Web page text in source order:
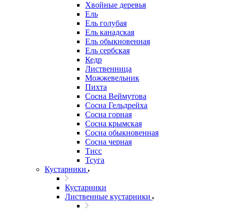
Хвойные деревья
Ель
Ель голубая
Ель канадская
Ель обыкновенная
Ель сербская
Кедр
Лиственница
Можжевельник
Пихта
Сосна Веймутова
Сосна Гельдрейха
Сосна горная
Сосна крымская
Сосна обыкновенная
Сосна черная
Тисс
Тсуга
Кустарники
Кустарники
Лиственные кустарники